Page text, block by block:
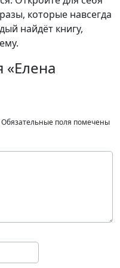
которые навсегда
найдёт книгу,
«Елена
Обязательные поля помечены